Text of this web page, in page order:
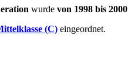
wurde von 1998 bis 2000
(C) eingeordnet.